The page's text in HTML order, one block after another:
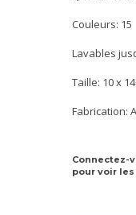
Couleurs: 15
Lavables
Taille: 10 x
Fabrication:
Connectez-
pour voir